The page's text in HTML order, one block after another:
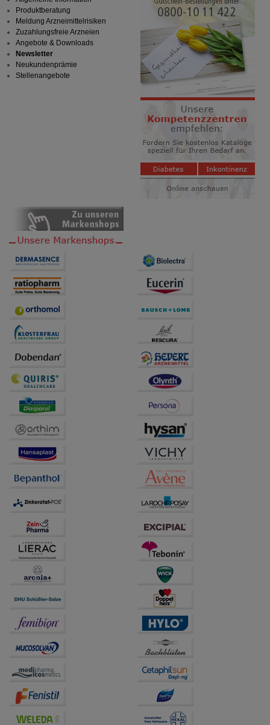
Produktberatung
Meldung Arzneimittelrisiken
Zuzahlungsfreie Arzneien
Angebote & Downloads
Newsletter
Neukundenprämie
Stellenangebote